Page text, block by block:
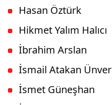
Hasan Öztürk
Hikmet Yalım Halıcı
İbrahim Arslan
İsmail Atakan Ünver
İsmet Güneşhan